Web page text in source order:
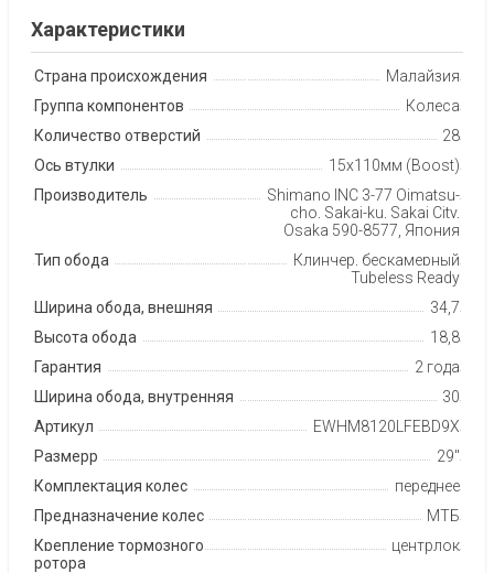
Характеристики
Страна происхождения
Малайзия
Группа компонентов
Колеса
Количество отверстий
28
Ось втулки
15х110мм (Boost)
Производитель
Shimano INC 3-77 Oimatsu-
cho, Sakai-ku, Sakai City,
Osaka 590-8577, Япония
Тип обода
Клинчер, бескамерный
Tubeless Ready
Ширина обода, внешняя
34,7
Высота обода
18,8
Гарантия
2 года
Ширина обода, внутренняя
30
Артикул
EWHM8120LFEBD9X
Размерр
29"
Комплектация колес
переднее
Предназначение колес
МТБ
Крепление тормозного
ротора
центрлок